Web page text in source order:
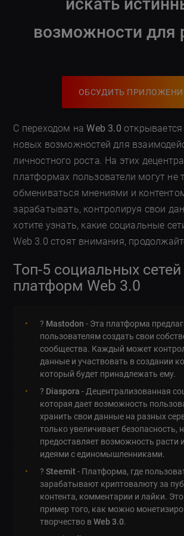
возможности для
ОБСУДИТЬ
С переходом наWeb 3.0
новых возможностей для
личностного роста. На этих
платформах пользователи могут не
обмениваться мнениями и
зарабатывать, контролируя свои
хотите узнать, какие социальные
Web 3.0 стоят внимания,
Топ-5 социальных сетей
платформ Web 3.0
? Mastodon - Эта платформа
пользователям создать свои
сообщества. Каждый может
данные и участвовать в создании
который будет принадлежать ему.
? Diaspora - Децентрализованная
которая дает возможность
хранить свои данные на разных
только увеличивает безопасность,
предоставляет возможность расти
идеями с единомышленниками.
?Steemit- Платформа, где
зарабатывают криптовалюту за
контента, комментарии и лайки.
пример того, как можно
творчество вWeb 3.0.